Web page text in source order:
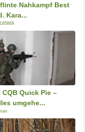
Nahkampf Best
Kara...
Quick Pie –
umgehe...